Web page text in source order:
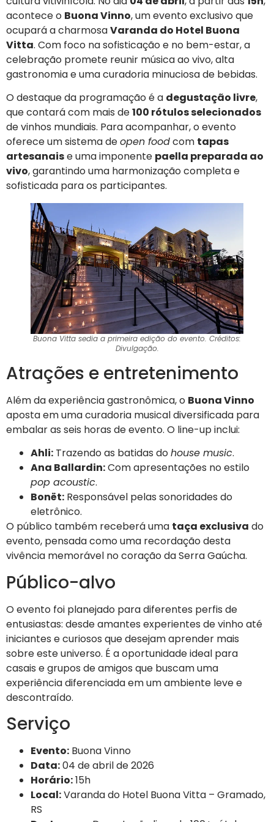
acontece o Buona Vinno, um evento exclusivo que
ocupará a charmosaVaranda do Hotel Buona
Vitta. Com foco na sofisticação e no bem-estar, a
celebração promete reunir música ao vivo, alta
gastronomia e uma curadoria minuciosa de bebidas.
O destaque da programação é a degustação livre,
que contará com mais de100 rótulos selecionados
de vinhos mundiais. Para acompanhar, o evento
oferece um sistema deopen foodcom tapas
artesanaise uma imponente paella preparada ao
vivo, garantindo uma harmonização completa e
sofisticada para os participantes.
Buona Vitta sedia a primeira edição do evento. Créditos:
Divulgação.
Atrações e entretenimento
Além da experiência gastronômica, o Buona Vinno
aposta em uma curadoria musical diversificada para
embalar as seis horas de evento. O line-up inclui:
Ahli: Trazendo as batidas dohouse music.
Ana Ballardin:Com apresentações no estilo
pop acoustic.
Bonët: Responsável pelas sonoridades do
eletrônico.
O público também receberá uma taça exclusiva do
evento, pensada como uma recordação desta
vivência memorável no coração da Serra Gaúcha.
Público-alvo
O evento foi planejado para diferentes perfis de
entusiastas: desde amantes experientes de vinho até
iniciantes e curiosos que desejam aprender mais
sobre este universo. É a oportunidade ideal para
casais e grupos de amigos que buscam uma
experiência diferenciada em um ambiente leve e
descontraído.
Serviço
Evento: Buona Vinno
Data:04 de abril de 2026
Horário:15h
Local:Varanda do Hotel Buona Vitta – Gramado,
RS